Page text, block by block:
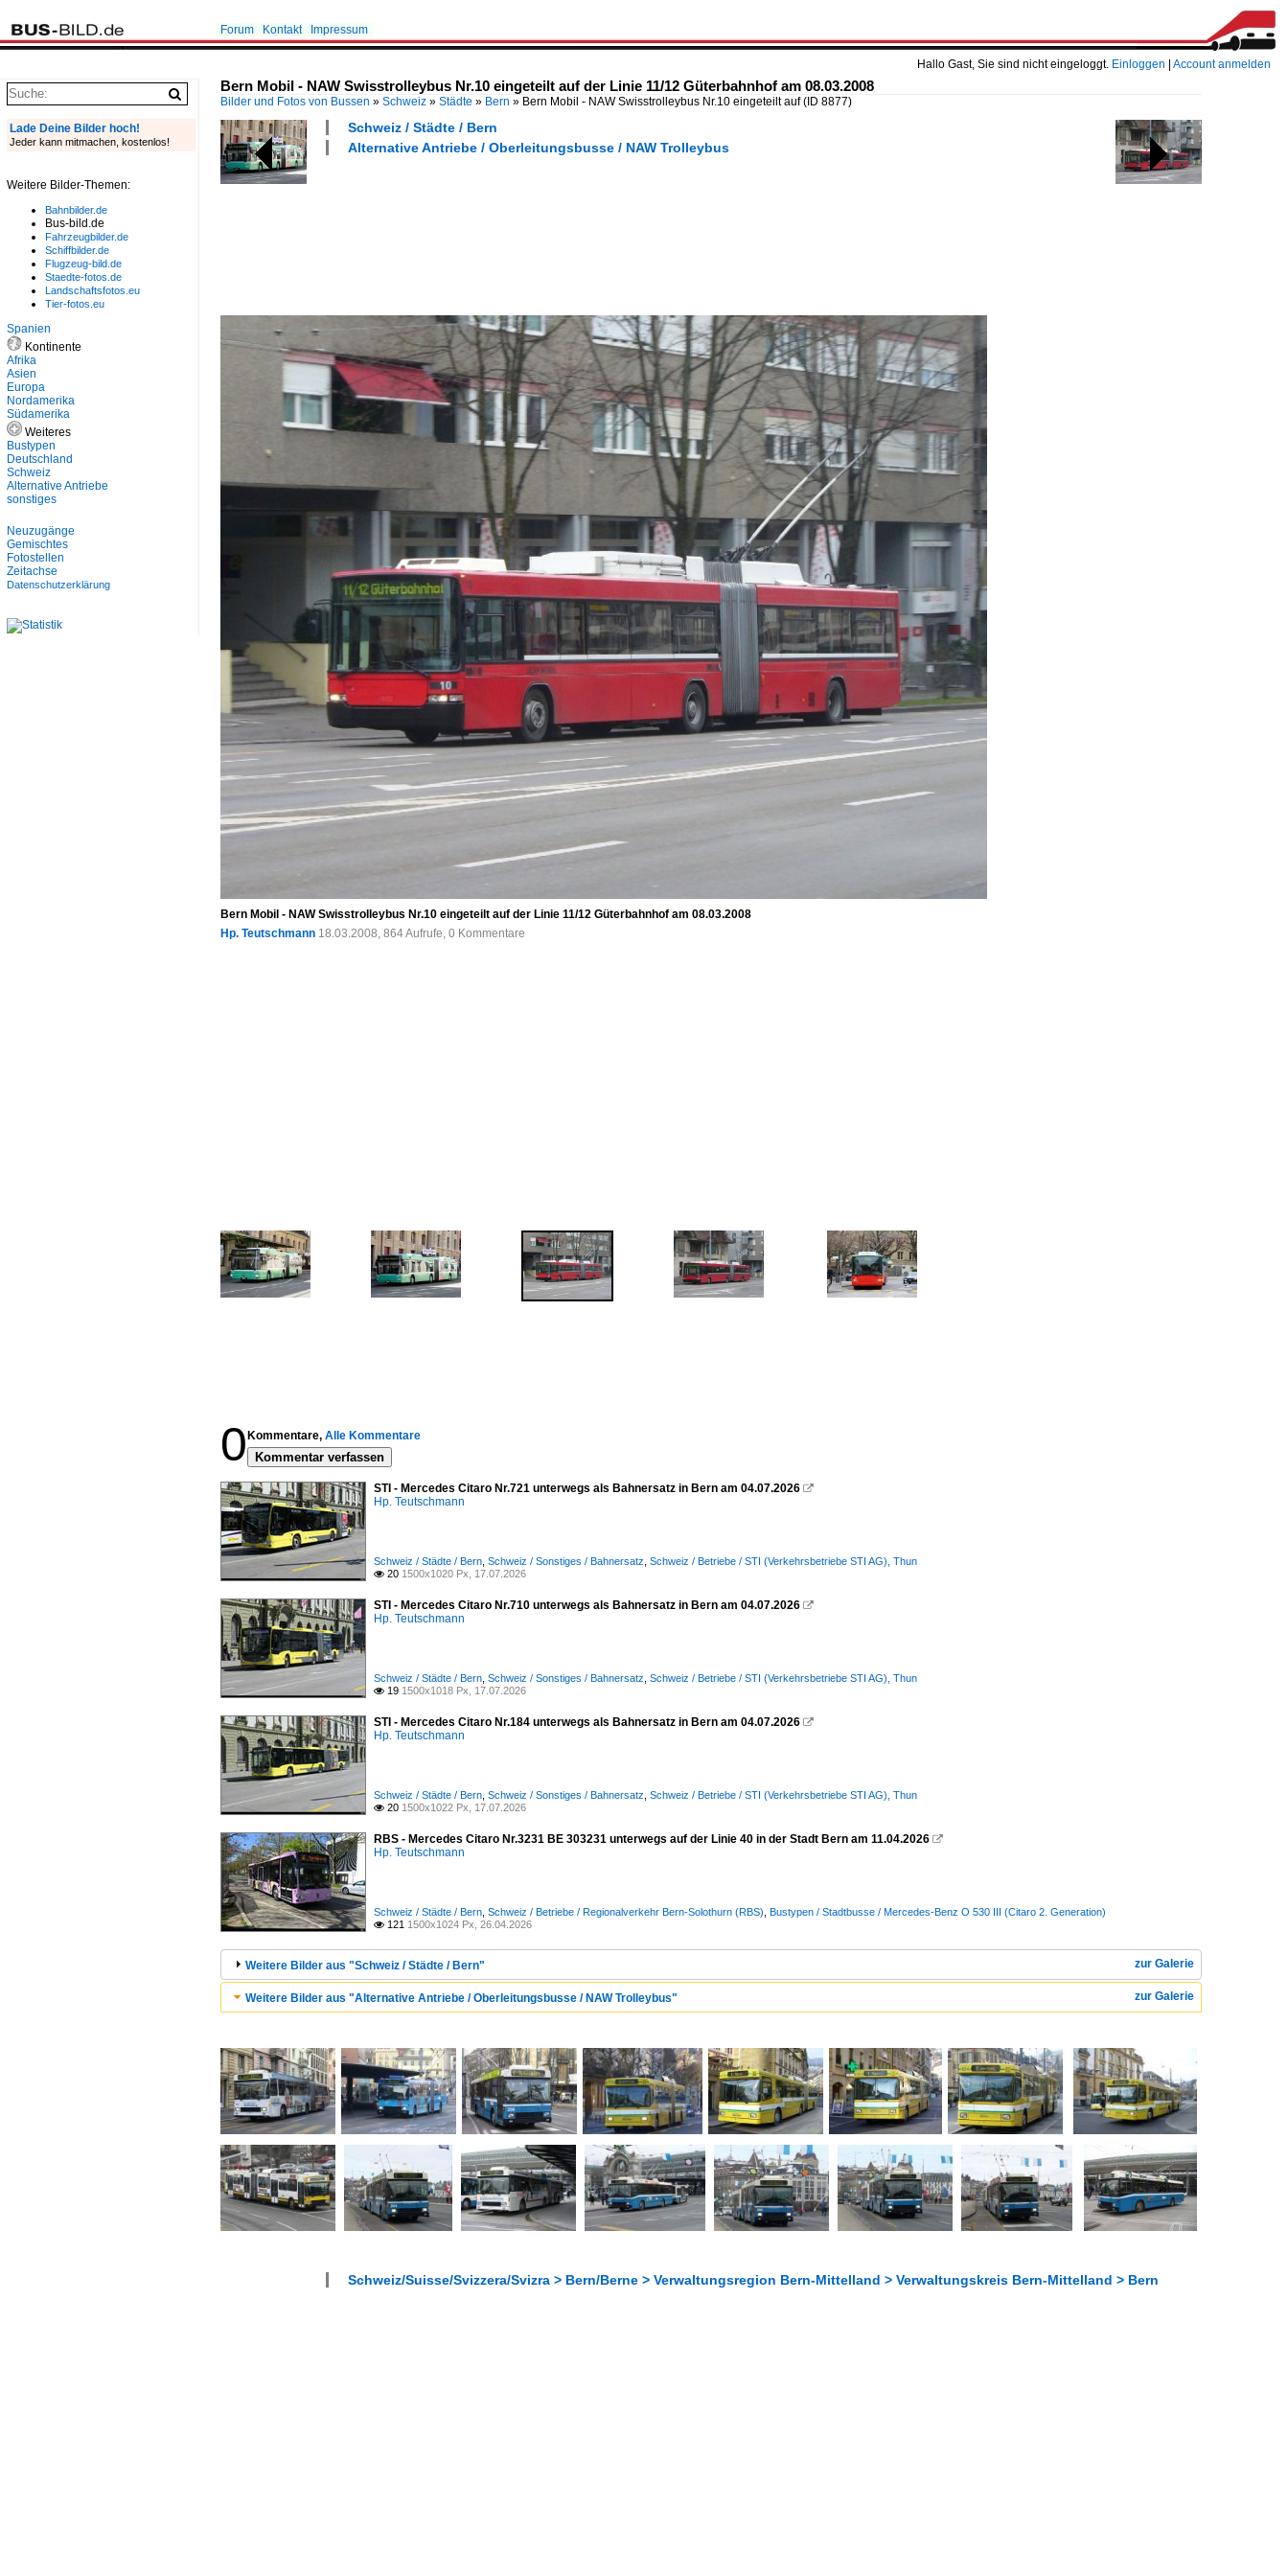
Hallo Gast, Sie sind nicht eingeloggt. Einloggen Account anmelden
Forum Kontakt Impressum
Bern Mobil - NAW Swisstrolleybus Nr.10 eingeteilt auf der Linie 11/12 Güterbahnhof am 08.03.2008
Bilder und Fotos von Bussen » Schweiz » Städte » Bern » Bern Mobil - NAW Swisstrolleybus Nr.10 eingeteilt auf(ID 8877)
Schweiz / Städte / Bern
Alternative Antriebe / Oberleitungsbusse / NAW Trolleybus
Bern Mobil - NAW Swisstrolleybus Nr.10 eingeteilt auf der Linie 11/12 Güterbahnhof am 08.03.2008
Hp. Teutschmann 18.03.2008, 864 Aufrufe, 0 Kommentare
0 Kommentare, Alle Kommentare
Kommentar verfassen
STI - Mercedes Citaro Nr.721 unterwegs als Bahnersatz in Bern am 04.07.2026 
Hp. Teutschmann
Schweiz / Städte / Bern Schweiz / Sonstiges / Bahnersatz Schweiz / Betriebe / STI (Verkehrsbetriebe STI AG), Thun
 20 1500x1020 Px, 17.07.2026
STI - Mercedes Citaro Nr.710 unterwegs als Bahnersatz in Bern am 04.07.2026 
Hp. Teutschmann
Schweiz / Städte / Bern Schweiz / Sonstiges / Bahnersatz Schweiz / Betriebe / STI (Verkehrsbetriebe STI AG), Thun
 19 1500x1018 Px, 17.07.2026
STI - Mercedes Citaro Nr.184 unterwegs als Bahnersatz in Bern am 04.07.2026 
Hp. Teutschmann
Schweiz / Städte / Bern Schweiz / Sonstiges / Bahnersatz Schweiz / Betriebe / STI (Verkehrsbetriebe STI AG), Thun
 20 1500x1022 Px, 17.07.2026
RBS - Mercedes Citaro Nr.3231 BE 303231 unterwegs auf der Linie 40 in der Stadt Bern am 11.04.2026 
Hp. Teutschmann
Schweiz / Städte / Bern Schweiz / Betriebe / Regionalverkehr Bern-Solothurn (RBS) Bustypen / Stadtbusse / Mercedes-Benz O 530 III (Citaro 2. Generation)
 121 1500x1024 Px, 26.04.2026
zur Galerie
Weitere Bilder aus "Schweiz / Städte / Bern"
zur Galerie
Weitere Bilder aus "Alternative Antriebe / Oberleitungsbusse / NAW Trolleybus"
Schweiz/Suisse/Svizzera/Svizra > Bern/Berne > Verwaltungsregion Bern-Mittelland > Verwaltungskreis Bern-Mittelland > Bern
Lade Deine Bilder hoch!
Jeder kann mitmachen, kostenlos!
Weitere Bilder-Themen:
Bahnbilder.de
Bus-bild.de
Fahrzeugbilder.de
Schiffbilder.de
Flugzeug-bild.de
Staedte-fotos.de
Landschaftsfotos.eu
Tier-fotos.eu
Spanien
Kontinente
Afrika
Asien
Europa
Nordamerika
Südamerika
Weiteres
Bustypen
Deutschland
Schweiz
Alternative Antriebe
sonstiges
Neuzugänge
Gemischtes
Fotostellen
Zeitachse
Datenschutzerklärung